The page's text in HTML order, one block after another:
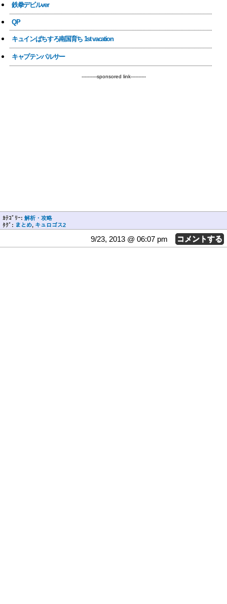
鉄拳デビルver
QP
キュインぱちすろ南国育ち 1st vacation
キャプテンパルサー
----------sponsored link----------
ｶﾃｺﾞﾘｰ: 解析・攻略
ﾀｸﾞ: まとめ, キュロゴス2
9/23, 2013 @ 06:07 pm コメントする